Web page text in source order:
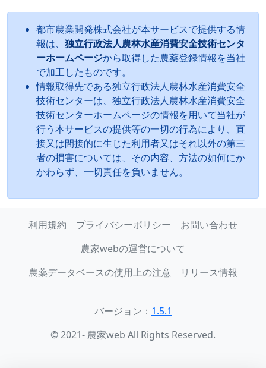
都市農業開発株式会社が本サービスで提供する情
報は、 独立行政法人農林水産消費安全技術センタ
ーホームページから取得した農薬登録情報を当社
で加工したものです。
情報取得先である独立行政法人農林水産消費安全
技術センターは、独立行政法人農林水産消費安全
技術センターホームページの情報を用いて当社が
行う本サービスの提供等の一切の行為により、直
接又は間接的に生じた利用者又はそれ以外の第三
者の損害については、その内容、方法の如何にか
かわらず、一切責任を負いません。
利用規約 プライバシーポリシー
お問い合わせ
農家webの運営について
農薬データベースの使用上の注意
リリース情報
バージョン： 1.5.1
© 2021- 農家web All Rights Reserved.